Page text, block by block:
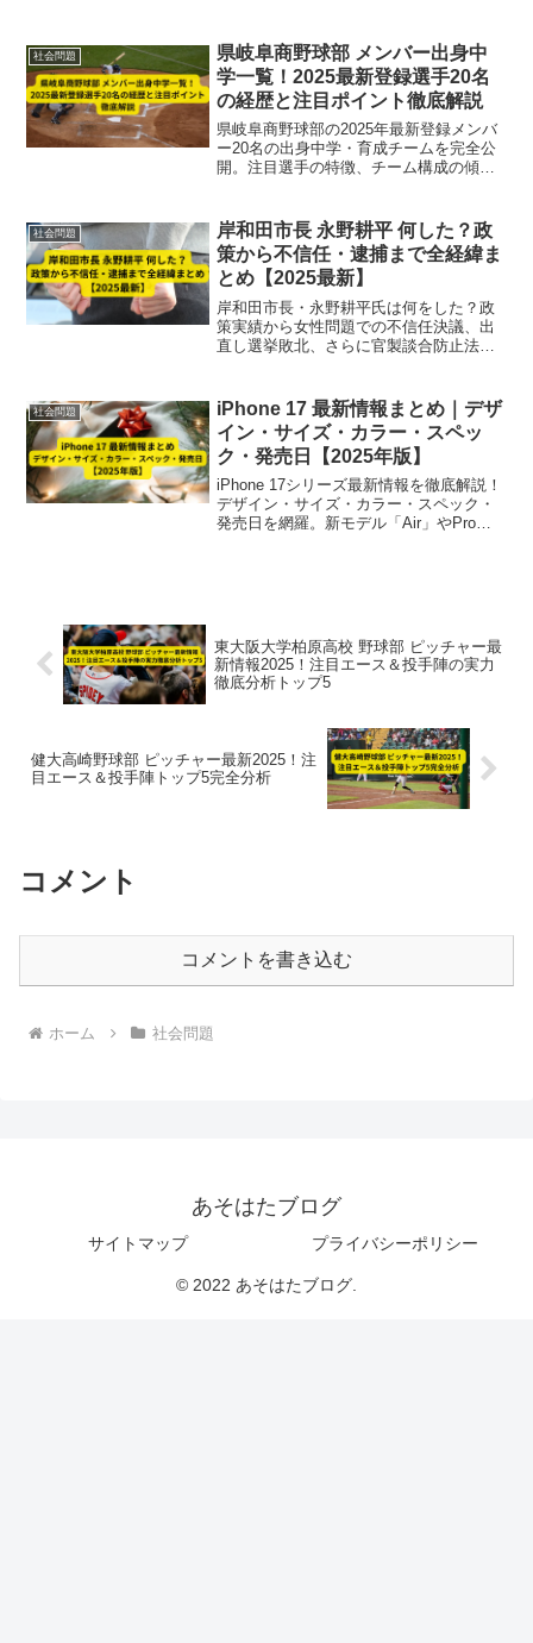
介。」
社会問題
県岐阜商野球部 メンバー出身中
学一覧！2025最新登録選手20名
の経歴と注目ポイント徹底解説
県岐阜商野球部の2025年最新登録メンバ
ー20名の出身中学・育成チームを完全公
開。注目選手の特徴、チーム構成の傾
社会問題
岸和田市長 永野耕平 何した？政
策から不信任・逮捕まで全経緯ま
とめ【2025最新】
岸和田市長・永野耕平氏は何をした？政
策実績から女性問題での不信任決議、出
直し選挙敗北、さらに官製談合防止法違
社会問題
iPhone 17 最新情報まとめ｜デザ
イン・サイズ・カラー・スペッ
ク・発売日【2025年版】
iPhone 17シリーズ最新情報を徹底解説！
デザイン・サイズ・カラー・スペック・
発売日を網羅。新モデル「Air」やProの
東大阪大学柏原高校 野球部 ピッチャー最
新情報2025！注目エース＆投手陣の実力
徹底分析トップ5
健大高崎野球部 ピッチャー最新2025！注
目エース＆投手陣トップ5完全分析
コメント
コメントを書き込む
ホーム 社会問題
あそはたブログ
サイトマップ プライバシーポリシー
© 2022 あそはたブログ.